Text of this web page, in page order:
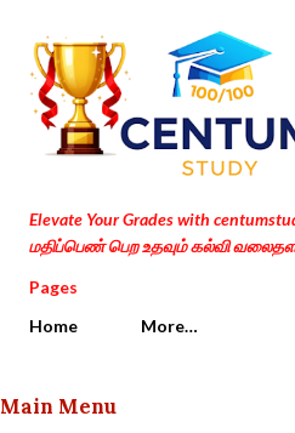
Skip to main
Elevate Your Grades with
மதிப்பெண் பெற உதவும் கல்வி
Pages
Home
More…
Main Menu